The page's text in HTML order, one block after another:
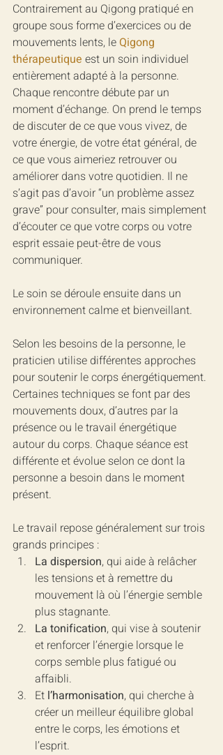
Contrairement au Qigong pratiqué en
groupe sous forme d’exercices ou de
mouvements lents, le Qigong
thérapeutique est un soin individuel
entièrement adapté à la personne.
Chaque rencontre débute par un
moment d’échange. On prend le temps
de discuter de ce que vous vivez, de
votre énergie, de votre état général, de
ce que vous aimeriez retrouver ou
améliorer dans votre quotidien. Il ne
s’agit pas d’avoir “un problème assez
grave” pour consulter, mais simplement
d’écouter ce que votre corps ou votre
esprit essaie peut-être de vous
communiquer.
Le soin se déroule ensuite dans un
environnement calme et bienveillant.
Selon les besoins de la personne, le
praticien utilise différentes approches
pour soutenir le corps énergétiquement.
Certaines techniques se font par des
mouvements doux, d’autres par la
présence ou le travail énergétique
autour du corps. Chaque séance est
différente et évolue selon ce dont la
personne a besoin dans le moment
présent.
Le travail repose généralement sur trois
grands principes :
La dispersion, qui aide à relâcher
les tensions et à remettre du
mouvement là où l’énergie semble
plus stagnante.
La tonification, qui vise à soutenir
et renforcer l’énergie lorsque le
corps semble plus fatigué ou
affaibli.
Et l’harmonisation, qui cherche à
créer un meilleur équilibre global
entre le corps, les émotions et
l’esprit.